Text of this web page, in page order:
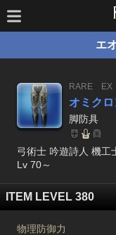
エ
RARE
EX
オミク
脚防具
弓術士 吟遊詩人 機工
Lv 70～
ITEM LEVEL 380
物理防御力